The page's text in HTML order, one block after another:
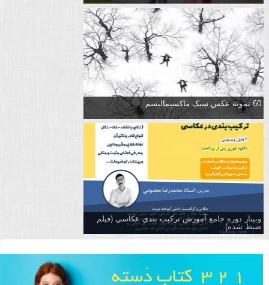
60 نمونه عکس سبک ماکسیمالیسم
وبینار دوره جامع آموزش تركيب بندي عكاسي (فیلم
ضبط شده)